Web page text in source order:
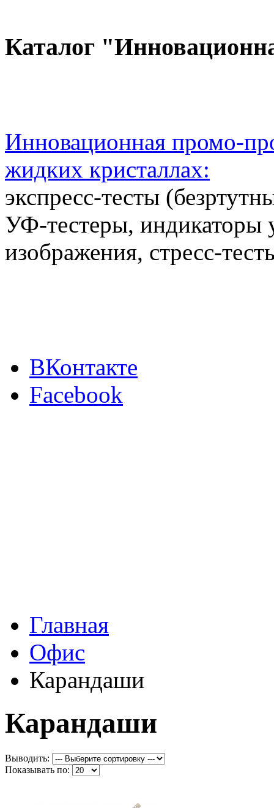
Каталог
Инновационная промо-
жидких кристаллах:
экспресс-тесты
УФ-тестеры, индикаторы
изображения, стресс-
ВКонтакте
Facebook
Главная
Офис
Карандаши
Карандаши
Выводить:
Показывать по: